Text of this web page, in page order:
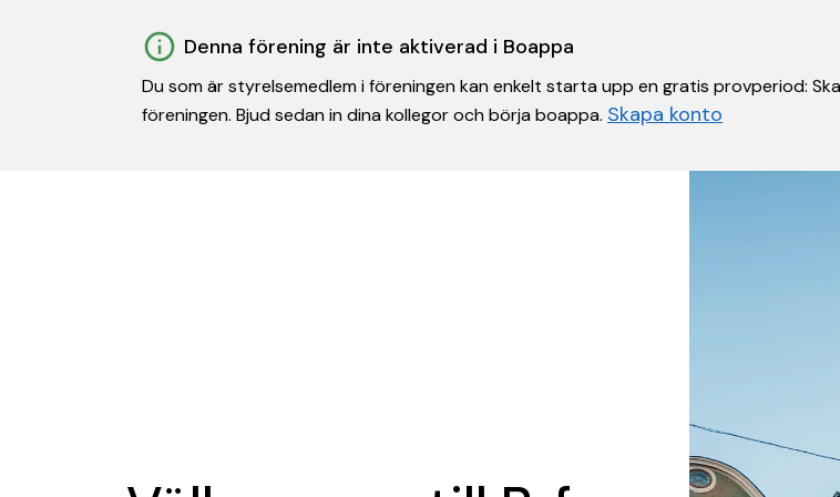
Denna förening är inte aktiverad i Boappa
Du som är styrelsemedlem i föreningen kan enkelt starta upp en gratis provperiod:
föreningen. Bjud sedan in dina kollegor och börja boappa. Skapa konto